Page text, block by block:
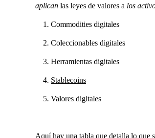
aplican las leyes de valores a los
Commodities digitales
Coleccionables digitales
Herramientas digitales
Stablecoins
Valores digitales
Aquí hay una tabla que detalla lo que